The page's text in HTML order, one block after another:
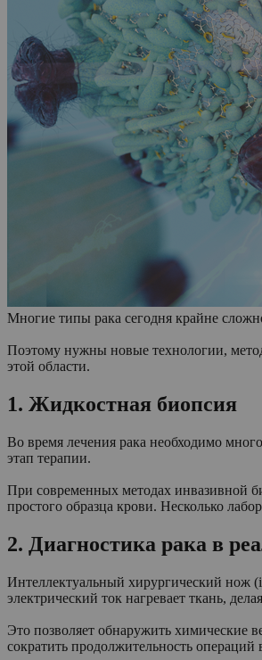
Многие типы рака сегодня крайне
Поэтому нужны новые технологии,
этой области.
1. Жидкостная биопсия
Во время лечения рака необходимо
этап терапии.
При современных методах инвазивной
простого образца крови. Несколько
2. Диагностика рака в
Интеллектуальный хирургический нож
электрический ток нагревает ткань,
Это позволяет обнаружить химические
сократить продолжительность операций